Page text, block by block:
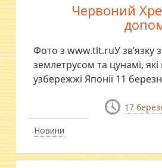
Новини
Червоний
Фото з www.tlt.ruУ зв’язку
землетрусом та цунамі, які
узбережжі Японії 11
17